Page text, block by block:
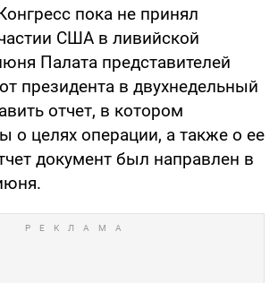
пока не принял
США в ливийской
Палата представителей
президента в двухнедельный
отчет, в котором
о целях операции, а также о ее
документ был направлен в